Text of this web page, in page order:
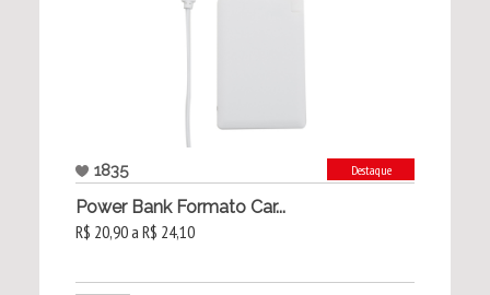
1835 Destaque
Power Bank Formato Car...
R$ 20,90 a R$ 24,10